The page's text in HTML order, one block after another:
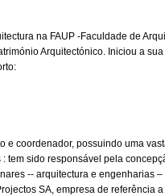
na FAUP -Faculdade de
Arquitectónico. Iniciou a
e coordenador, possuindo uma
tem sido responsável pela
-- arquitectura e engenharias
SA, empresa de referência